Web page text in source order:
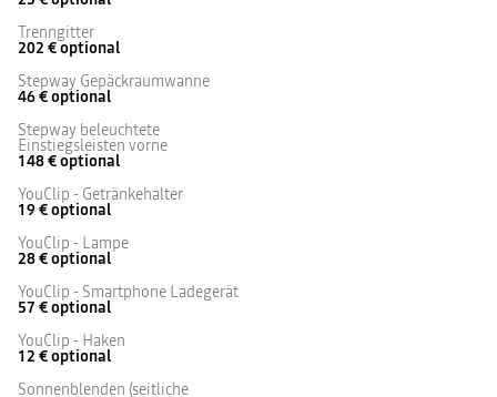
Trenngitter
202 €optional
Stepway Gepäckraumwanne
46 €optional
Stepway beleuchtete
Einstiegsleisten vorne
148 €optional
YouClip - Getränkehalter
19 €optional
YouClip - Lampe
28 €optional
YouClip - Smartphone Ladegerät
57 €optional
YouClip - Haken
12 €optional
Sonnenblenden (seitliche